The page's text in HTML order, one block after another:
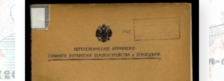
Контакты
Партнеры